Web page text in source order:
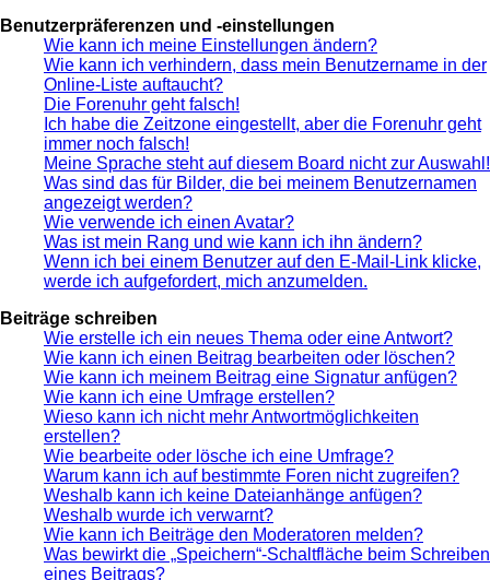
Benutzerpräferenzen und -einstellungen
Wie kann ich meine Einstellungen ändern?
Wie kann ich verhindern, dass mein Benutzername in der
Online-Liste auftaucht?
Die Forenuhr geht falsch!
Ich habe die Zeitzone eingestellt, aber die Forenuhr geht
immer noch falsch!
Meine Sprache steht auf diesem Board nicht zur Auswahl!
Was sind das für Bilder, die bei meinem Benutzernamen
angezeigt werden?
Wie verwende ich einen Avatar?
Was ist mein Rang und wie kann ich ihn ändern?
Wenn ich bei einem Benutzer auf den E-Mail-Link klicke,
werde ich aufgefordert, mich anzumelden.
Beiträge schreiben
Wie erstelle ich ein neues Thema oder eine Antwort?
Wie kann ich einen Beitrag bearbeiten oder löschen?
Wie kann ich meinem Beitrag eine Signatur anfügen?
Wie kann ich eine Umfrage erstellen?
Wieso kann ich nicht mehr Antwortmöglichkeiten
erstellen?
Wie bearbeite oder lösche ich eine Umfrage?
Warum kann ich auf bestimmte Foren nicht zugreifen?
Weshalb kann ich keine Dateianhänge anfügen?
Weshalb wurde ich verwarnt?
Wie kann ich Beiträge den Moderatoren melden?
Was bewirkt die „Speichern“-Schaltfläche beim Schreiben
eines Beitrags?